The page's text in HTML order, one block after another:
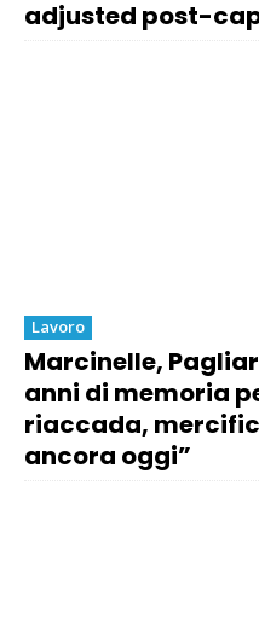
adjusted post-
Lavoro
Marcinelle,
anni di memoria
riaccada,
ancora oggi”